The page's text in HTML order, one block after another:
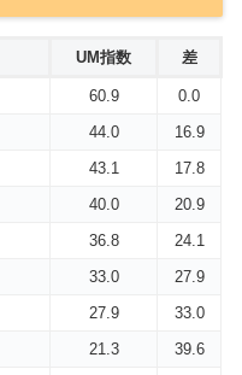
UM指数 差
60.9
0.0
44.0
16.9
43.1
17.8
40.0
20.9
36.8
24.1
33.0
27.9
27.9
33.0
21.3
39.6